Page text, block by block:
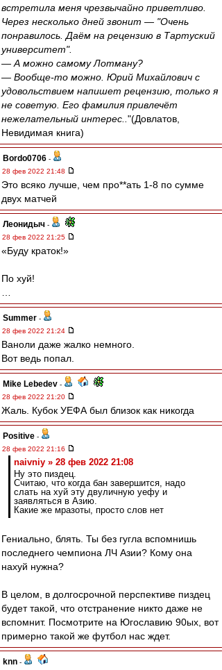
встретила меня чрезвычайно приветливо.
Через несколько дней звонит — "Очень
понравилось. Даём на рецензию в Тартуский
университет".
— А можно самому Лотману?
— Вообще-то можно. Юрий Михайлович с
удовольствием напишет рецензию, только я
не советую. Его фамилия привлечёт
нежелательный интерес.. "(Довлатов,
Невидимая книга)
Bordo0706 -
28 фев 2022 21:48
Это всяко лучше, чем про**ать 1-8 по сумме
двух матчей
Леонидыч -
28 фев 2022 21:25
«Буду краток!»
По хуй!
Summer -
28 фев 2022 21:24
Ваноли даже жалко немного.
Вот ведь попал.
Mike Lebedev -
28 фев 2022 21:20
Жаль. Кубок УЕФА был близок как никогда
Positive -
28 фев 2022 21:16
naivniy » 28 фев 2022 21:08
Ну это пиздец.
Считаю, что когда бан завершится, надо
слать на хуй эту двуличную уефу и
заявляться в Азию.
Какие же мразоты, просто слов нет
Гениально, блять. Ты без гугла вспомнишь
последнего чемпиона ЛЧ Азии? Кому она
нахуй нужна?
В целом, в долгосрочной перспективе пиздец
будет такой, что отстранение никто даже не
вспомнит. Посмотрите на Югославию 90ых, вот
примерно такой же футбол нас ждет.
knn -